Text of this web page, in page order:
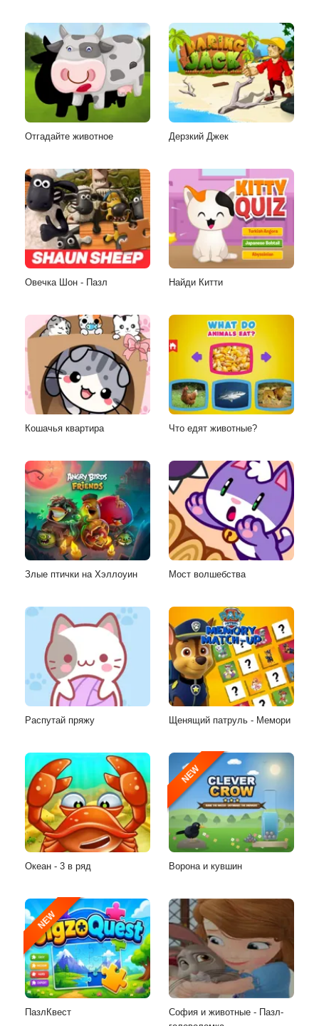
Отгадайте животное Дерзкий Джек
Овечка Шон - Пазл Найди Китти
Кошачья квартира Что едят животные?
Злые птички на Хэллоуин Мост волшебства
Распутай пряжу Щенящий патруль - Мемори
Океан - 3 в ряд
NEW
Ворона и кувшин
NEW
ПазлКвест
София и животные - Пазл-